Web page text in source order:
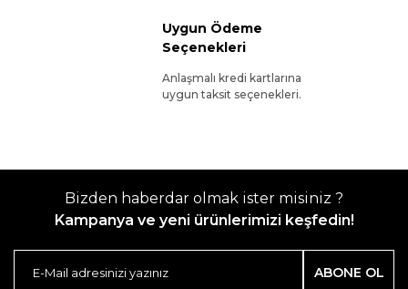
Uygun Ödeme
Seçenekleri
Anlaşmalı kredi kartlarına
uygun taksit seçenekleri.
Bizden haberdar olmak ister misiniz ?
Kampanya ve yeni ürünlerimizi keşfedin!
ABONE OL